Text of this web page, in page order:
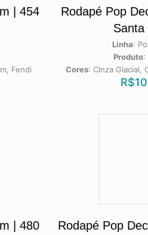
| 454
Fendi
Rodapé Pop
Santa
Linha:
Produto:
Cores: Cinza Glacial,
R$
| 480
Rodapé Pop